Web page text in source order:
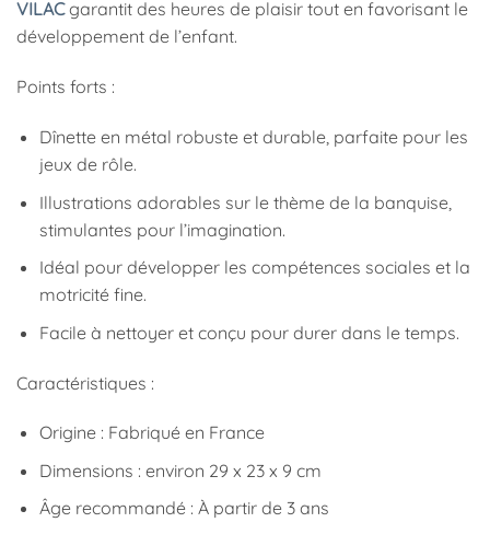
VILACgarantit des heures de plaisir tout en favorisant le
développement de l’enfant.
Points forts :
Dînette en métal robuste et durable, parfaite pour les
jeux de rôle.
Illustrations adorables sur le thème de la banquise,
stimulantes pour l’imagination.
Idéal pour développer les compétences sociales et la
motricité fine.
Facile à nettoyer et conçu pour durer dans le temps.
Caractéristiques :
Origine : Fabriqué en France
Dimensions : environ 29 x 23 x 9 cm
Âge recommandé : À partir de 3 ans